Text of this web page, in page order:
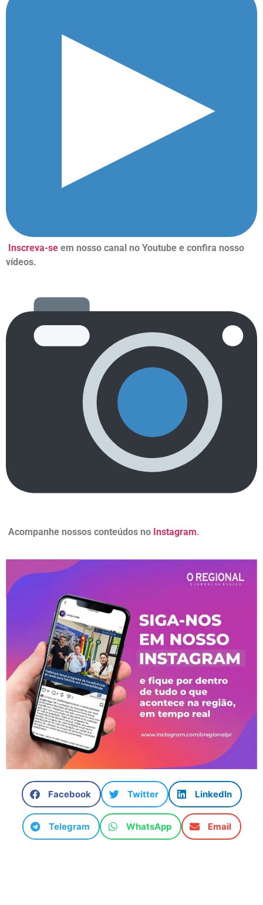
Inscreva-se em nosso canal no Youtube e confira nosso
vídeos.
Acompanhe nossos conteúdos no Instagram.
Facebook Twitter LinkedIn
Telegram WhatsApp Email